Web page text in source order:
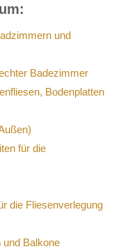
und
Badezimmer
Bodenplatten
für die
die Fliesenverlegung
und Balkone